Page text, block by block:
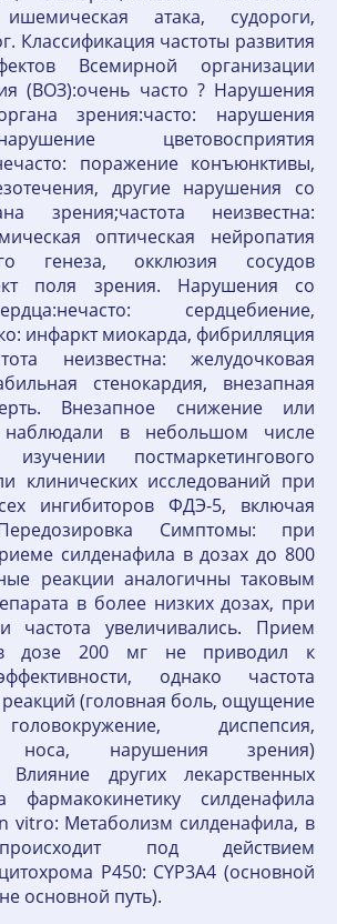
ишемическая атака, судороги,
Классификация частоты развития
Всемирной организации
(ВОЗ):очень часто ? Нарушения
зрения:часто: нарушения
цветовосприятия
поражение конъюнктивы,
другие нарушения со
зрения;частота неизвестна:
оптическая нейропатия
генеза, окклюзия сосудов
поля зрения. Нарушения со
сердцебиение,
инфаркт миокарда, фибрилляция
неизвестна: желудочковая
стенокардия, внезапная
Внезапное снижение или
наблюдали в небольшом числе
постмаркетингового
клинических исследований при
ингибиторов ФДЭ-5, включая
Симптомы: при
силденафила в дозах до 800
реакции аналогичны таковым
в более низких дозах, при
частота увеличивались. Прием
в дозе 200 мг не приводил к
однако частота
(головная боль, ощущение
диспепсия,
носа, нарушения зрения)
Влияние других лекарственных
фармакокинетику силденафила
vitro: Метаболизм силденафила, в
под действием
P450: CYP3A4 (основной
основной путь).